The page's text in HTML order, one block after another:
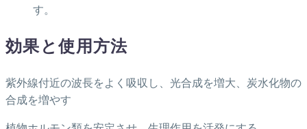
す。
効果と使用方法
紫外線付近の波長をよく吸収し、光合成を増大、炭水化物の
合成を増やす